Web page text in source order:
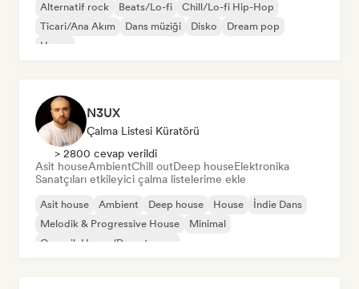
Alternatif rock Beats/Lo-fi
Chill/Lo-fi Hip-Hop
Ticari/Ana Akım
Dans müziği Disko
Dream pop
House
N3UX
Çalma Listesi Küratörü
> 2800 cevap verildi
Asit houseAmbientChill outDeep houseElektronika
Sanatçıları etkileyici çalma listelerime ekle
Asit house Ambient Deep house House
İndie Dans
Melodik & Progressive House
Minimal
Organik House/Downtempo